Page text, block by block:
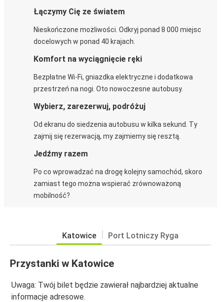
Łączymy Cię ze światem
Nieskończone możliwości. Odkryj ponad 8 000 miejsc
docelowych w ponad 40 krajach.
Komfort na wyciągnięcie ręki
Bezpłatne Wi-Fi, gniazdka elektryczne i dodatkowa
przestrzeń na nogi. Oto nowoczesne autobusy.
Wybierz, zarezerwuj, podróżuj
Od ekranu do siedzenia autobusu w kilka sekund. Ty
zajmij się rezerwacją, my zajmiemy się resztą.
Jedźmy razem
Po co wprowadzać na drogę kolejny samochód, skoro
zamiast tego można wspierać zrównoważoną
mobilność?
Katowice Port Lotniczy Ryga
Przystanki w Katowice
Uwaga: Twój bilet będzie zawierał najbardziej aktualne
informacje adresowe.